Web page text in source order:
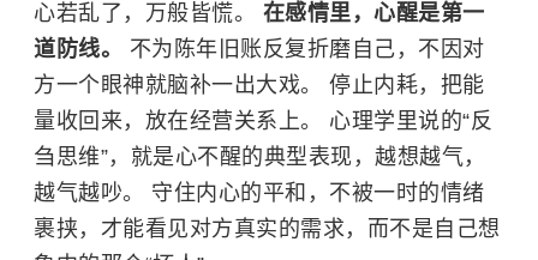
心若乱了，万般皆慌。 在感情里，心醒是第一
道防线。 不为陈年旧账反复折磨自己，不因对
方一个眼神就脑补一出大戏。 停止内耗，把能
量收回来，放在经营关系上。 心理学里说的“反
刍思维”，就是心不醒的典型表现，越想越气，
越气越吵。 守住内心的平和，不被一时的情绪
裹挟，才能看见对方真实的需求，而不是自己想